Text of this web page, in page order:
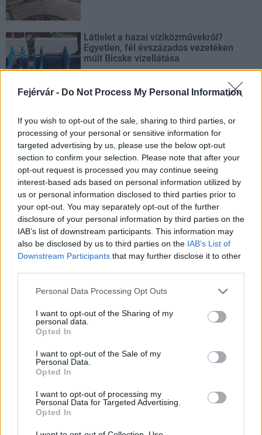
Fejérvár - Do Not Process My Personal Information
If you wish to opt-out of the sale, sharing to third parties, or
processing of your personal or sensitive information for
targeted advertising by us, please use the below opt-out
section to confirm your selection. Please note that after your
opt-out request is processed you may continue seeing
interest-based ads based on personal information utilized by
us or personal information disclosed to third parties prior to
your opt-out. You may separately opt-out of the further
disclosure of your personal information by third parties on the
IAB’s list of downstream participants. This information may
also be disclosed by us to third parties on the IAB’s List of
Downstream Participants that may further disclose it to other
Please note that this website/app uses one or more Google
not limited to your visit or usage behaviour. You may click to
grant or deny consent to Google and its third-party tags to
use your data for below specified purposes in below Google
consent section.
Personal Data Processing Opt Outs
I want to opt-out of the Sharing of my
personal data.
Opted In
I want to opt-out of the Sale of my
Personal Data.
Opted In
I want to opt-out of processing my
Personal Data for Targeted Advertising.
Opted In
Látlelet a hazai víziközművekről?
Egyetlen, fél évszázados vezetéken
múlt Bicske vízellátása
évfordulójára
AJÁNLJUK MÉG
Amire többmillióan vártunk: szombattól másodfokúra
csökken a riasztás
Helyi hírek